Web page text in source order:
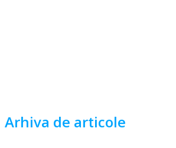
Arhiva de articole